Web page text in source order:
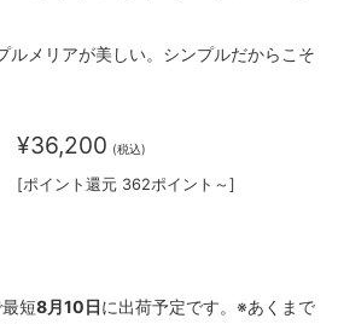
ルメリアが美しい。シンプルだからこそ
¥36,200 (税込)
[ポイント還元 362ポイント～]
短8月10日に出荷予定です。※あくまで